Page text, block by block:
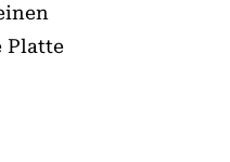
Platte